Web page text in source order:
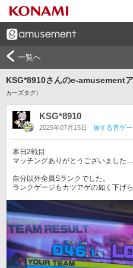
一覧へ
KSG*8910さんのe-amusement
カーズタグ）
KSG*8910
2025年07月15日 旅する音ゲ
本日2戦目
マッチングありがとうございました…
自分以外全員Sランクでした。
ランクゲージもカツアゲの如く下げ